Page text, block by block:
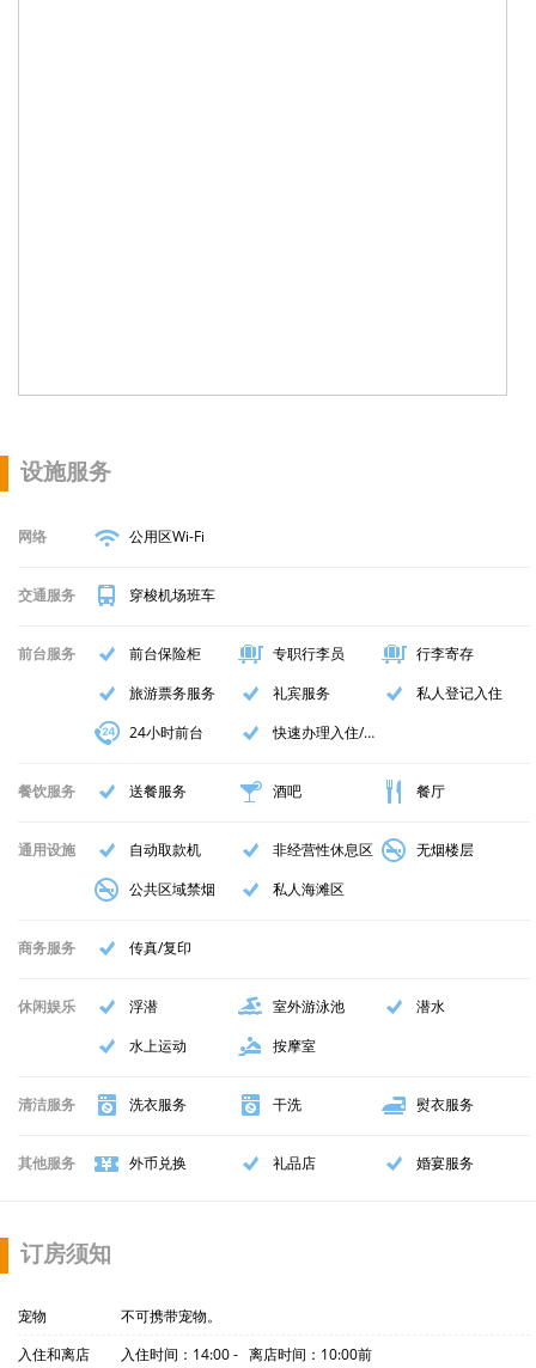
设施服务
网络 公用区Wi-Fi
交通服务 穿梭机场班车
前台服务 前台保险柜 专职行李员
行李寄存
旅游票务服务
礼宾服务
私人登记入住
24小时前台
快速办理入住/退房手续
餐饮服务 送餐服务 酒吧 餐厅
通用设施 自动取款机 非经营性休息区
无烟楼层
公共区域禁烟
私人海滩区
商务服务 传真/复印
休闲娱乐 浮潜 室外游泳池
潜水
水上运动
按摩室
清洁服务 洗衣服务 干洗 熨衣服务
其他服务 外币兑换 礼品店 婚宴服务
订房须知
宠物
不可携带宠物。
入住和离店
入住时间：14:00 - 离店时间：10:00前